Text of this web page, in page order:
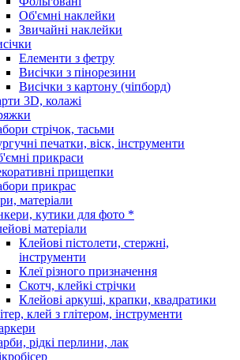
Об'ємні наклейки
Звичайні наклейки
Елементи з фетру
Висічки з пінорезини
Висічки з картону (чіпборд)
3D, колажі
стрічок, тасьми
печатки, віск, інструменти
прикраси
прищепки
прикрас
матеріали
кутики для фото *
матеріали
Клейові пістолети, стержні,
інструменти
Клеї різного призначення
Скотч, клейкі стрічки
Клейові аркуші, крапки, квадратики
клей з глітером, інструменти
рідкі перлини, лак